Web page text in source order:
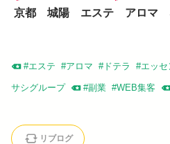
京都 城陽 エステ アロマ
#エステ #アロマ #ドテラ #エッセ
サシグループ #副業 #WEB集客
リブログ